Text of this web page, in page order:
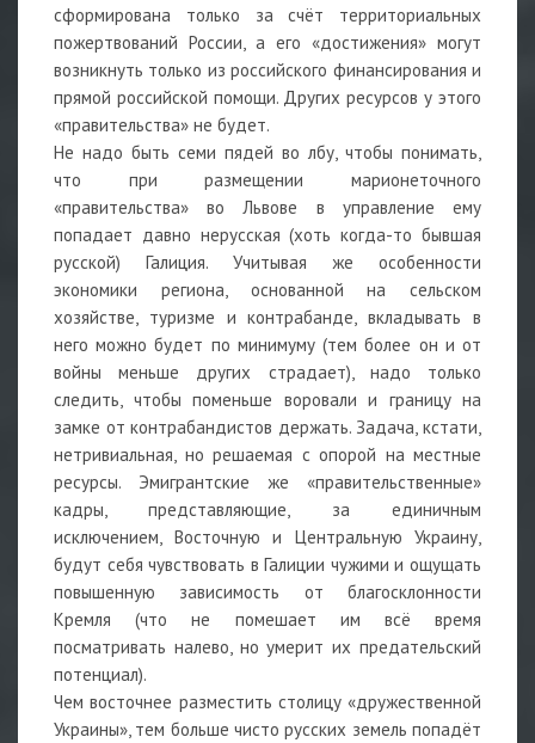
сформирована только за счёт территориальных
пожертвований России, а его «достижения» могут
возникнуть только из российского финансирования и
прямой российской помощи. Других ресурсов у этого
«правительства» не будет.
Не надо быть семи пядей во лбу, чтобы понимать,
что при размещении марионеточного
«правительства» во Львове в управление ему
попадает давно нерусская (хоть когда-то бывшая
русской) Галиция. Учитывая же особенности
экономики региона, основанной на сельском
хозяйстве, туризме и контрабанде, вкладывать в
него можно будет по минимуму (тем более он и от
войны меньше других страдает), надо только
следить, чтобы поменьше воровали и границу на
замке от контрабандистов держать. Задача, кстати,
нетривиальная, но решаемая с опорой на местные
ресурсы. Эмигрантские же «правительственные»
кадры, представляющие, за единичным
исключением, Восточную и Центральную Украину,
будут себя чувствовать в Галиции чужими и ощущать
повышенную зависимость от благосклонности
Кремля (что не помешает им всё время
посматривать налево, но умерит их предательский
потенциал).
Чем восточнее разместить столицу «дружественной
Украины», тем больше чисто русских земель попадёт